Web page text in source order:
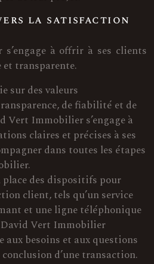
la satisfaction
à offrir à ses clients
et transparente.
sur des valeurs
de fiabilité et de
Immobilier s’engage à
claires et précises à ses
dans toutes les étapes
place des dispositifs pour
client, tels qu’un service
et une ligne téléphonique
Vert Immobilier
aux besoins et aux questions
d’une transaction.